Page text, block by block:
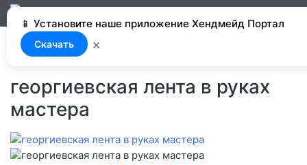
📱 Установите наше приложение Хендмейд Портал
Скачать ×
георгиевская лента в руках
мастера